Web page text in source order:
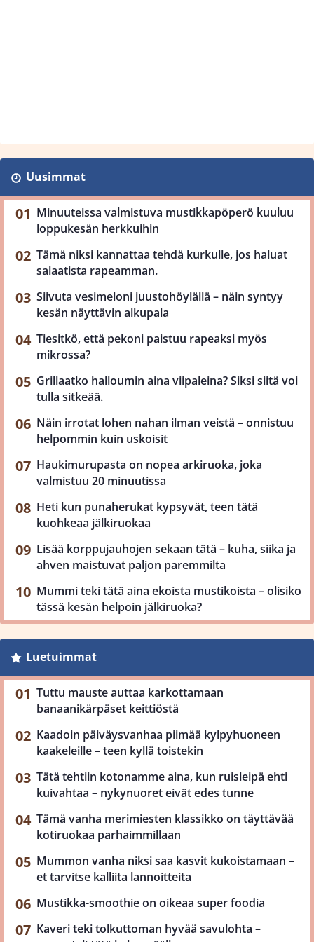
Uusimmat
Minuuteissa valmistuva mustikkapöperö kuuluu
loppukesän herkkuihin
Tämä niksi kannattaa tehdä kurkulle, jos haluat
salaatista rapeamman.
Siivuta vesimeloni juustohöylällä – näin syntyy
kesän näyttävin alkupala
Tiesitkö, että pekoni paistuu rapeaksi myös
mikrossa?
Grillaatko halloumin aina viipaleina? Siksi siitä voi
tulla sitkeää.
Näin irrotat lohen nahan ilman veistä – onnistuu
helpommin kuin uskoisit
Haukimurupasta on nopea arkiruoka, joka
valmistuu 20 minuutissa
Heti kun punaherukat kypsyvät, teen tätä
kuohkeaa jälkiruokaa
Lisää korppujauhojen sekaan tätä – kuha, siika ja
ahven maistuvat paljon paremmilta
Mummi teki tätä aina ekoista mustikoista – olisiko
tässä kesän helpoin jälkiruoka?
Luetuimmat
Tuttu mauste auttaa karkottamaan
banaanikärpäset keittiöstä
Kaadoin päiväysvanhaa piimää kylpyhuoneen
kaakeleille – teen kyllä toistekin
Tätä tehtiin kotonamme aina, kun ruisleipä ehti
kuivahtaa – nykynuoret eivät edes tunne
Tämä vanha merimiesten klassikko on täyttävää
kotiruokaa parhaimmillaan
Mummon vanha niksi saa kasvit kukoistamaan –
et tarvitse kalliita lannoitteita
Mustikka-smoothie on oikeaa super foodia
Kaveri teki tolkuttoman hyvää savulohta –